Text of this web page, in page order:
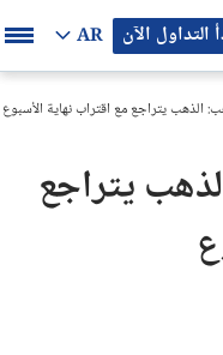
التداول الآن AR
الذهب يتراجع مع اقتراب نهاية الأسبوع
يتراجع